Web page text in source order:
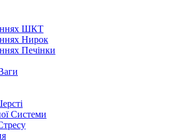
ШКТ
Нирок
Печінки
Системи